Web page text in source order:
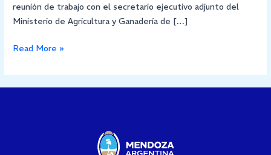
reunión de trabajo con el secretario ejecutivo adjunto del
Ministerio de Agricultura y Ganadería de […]
Read More »